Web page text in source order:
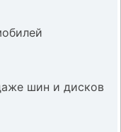
шин и дисков